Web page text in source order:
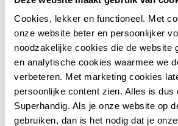
Cookies, lekker en functioneel. Met
onze website beter en persoonlijker
noodzakelijke cookies die de website
en analytische cookies waarmee we
verbeteren. Met marketing cookies
persoonlijke content zien. Alles is dus
Superhandig. Als je onze website op
gebruiken, dan is het nodig dat je